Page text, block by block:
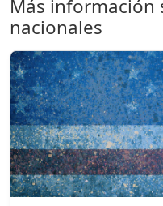
Más información
nacionales